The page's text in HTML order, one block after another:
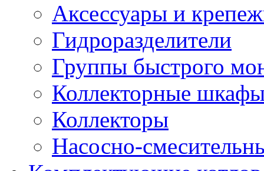
Аксессуары и
Гидроразделители
Группы быстрого
Коллекторные
Коллекторы
Насосно-